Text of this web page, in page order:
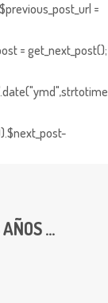
=
= get_next_post();
...